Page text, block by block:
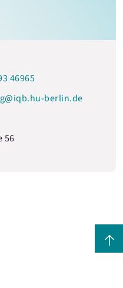
46965
berlin.de
56